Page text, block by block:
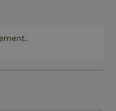
chez l'un des
à côté du
green fee 15€)
clients du